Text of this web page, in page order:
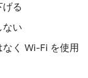
る
ない
く Wi-Fi を使用